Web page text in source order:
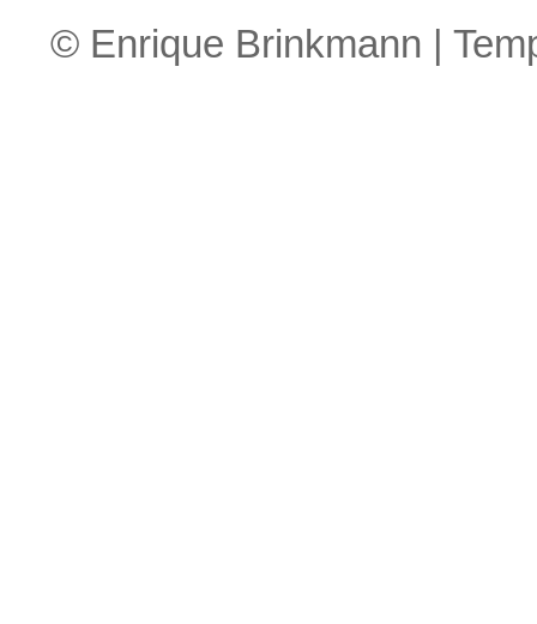
© Enrique Brinkmann |